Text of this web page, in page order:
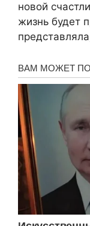
новой
жизнь будет